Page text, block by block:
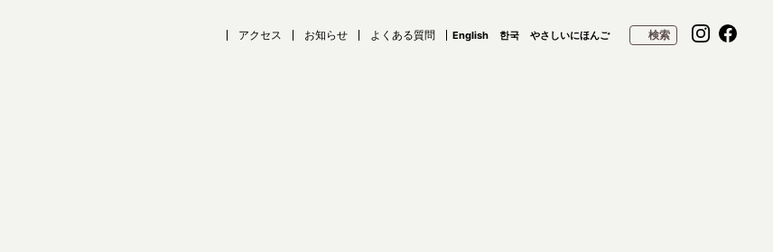
アクセス お知らせ よくある質問 English 한국 やさしいにほんご 検索